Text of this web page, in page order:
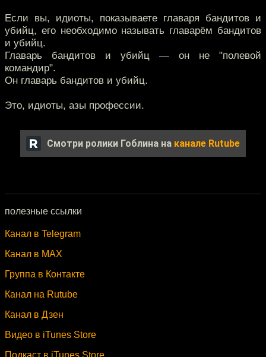
Если вы, идиоты, показываете главаря бандитов и
убийц, его необходимо называть главарём бандитов
и убийц.
Главарь бандитов и убийц — он не "полевой
командир".
Он главарь бандитов и убийц.
Это, идиоты, азы профессии.
Смотри ролики Гоблина на канале Rutube
полезные ссылки
Канал в Telegram
Канал в MAX
Группа в Контакте
Канал на Rutube
Канал в Дзен
Видео в iTunes Store